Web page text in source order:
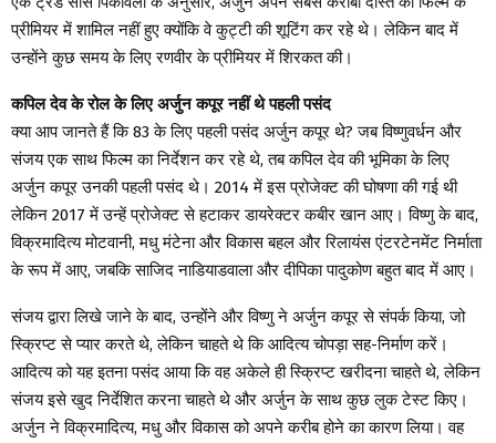
प्रीमियर में शामिल नहीं हुए क्योंकि वे कुट्टी की शूटिंग कर रहे थे। लेकिन बाद में
उन्होंने कुछ समय के लिए रणवीर के प्रीमियर में शिरकत की।
कपिल देव के रोल के लिए अर्जुन कपूर नहीं थे पहली पसंद
क्या आप जानते हैं कि 83 के लिए पहली पसंद अर्जुन कपूर थे? जब विष्णुवर्धन और
संजय एक साथ फिल्म का निर्देशन कर रहे थे, तब कपिल देव की भूमिका के लिए
अर्जुन कपूर उनकी पहली पसंद थे। 2014 में इस प्रोजेक्ट की घोषणा की गई थी
लेकिन 2017 में उन्हें प्रोजेक्ट से हटाकर डायरेक्टर कबीर खान आए। विष्णु के बाद,
विक्रमादित्य मोटवानी, मधु मंटेना और विकास बहल और रिलायंस एंटरटेनमेंट निर्माता
के रूप में आए, जबकि साजिद नाडियाडवाला और दीपिका पादुकोण बहुत बाद में आए।
संजय द्वारा लिखे जाने के बाद, उन्होंने और विष्णु ने अर्जुन कपूर से संपर्क किया, जो
स्क्रिप्ट से प्यार करते थे, लेकिन चाहते थे कि आदित्य चोपड़ा सह-निर्माण करें।
आदित्य को यह इतना पसंद आया कि वह अकेले ही स्क्रिप्ट खरीदना चाहते थे, लेकिन
संजय इसे खुद निर्देशित करना चाहते थे और अर्जुन के साथ कुछ लुक टेस्ट किए।
अर्जुन ने विक्रमादित्य, मधु और विकास को अपने करीब होने का कारण लिया। वह